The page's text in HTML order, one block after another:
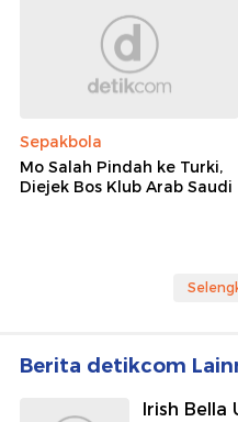
Sepakbola
Mo Salah Pindah ke Turki,
Diejek Bos Klub Arab Saudi
Berita detikcom
Irish Bella